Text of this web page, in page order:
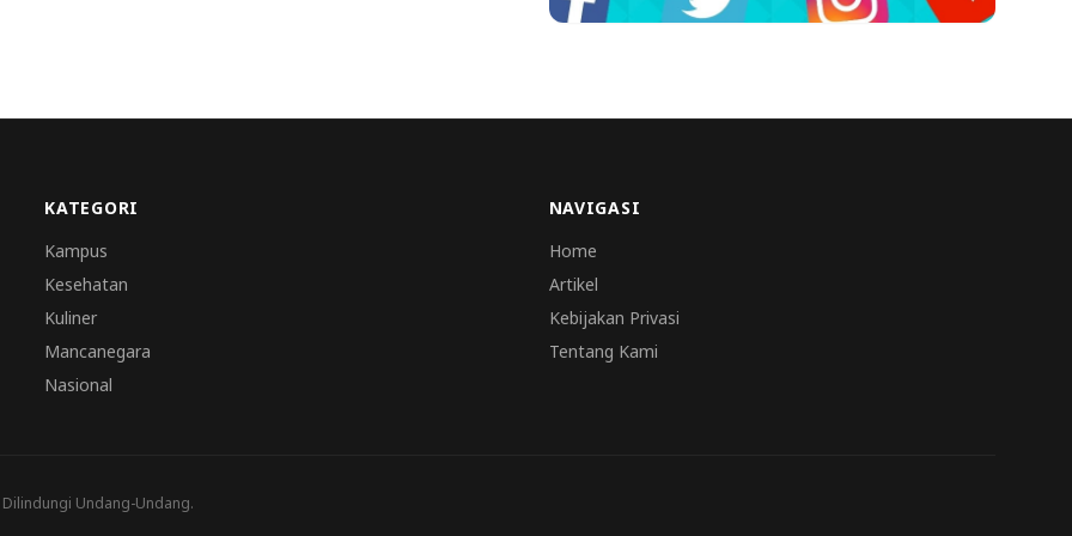
KATEGORI
Kampus
Kesehatan
Kuliner
Mancanegara
Nasional
NAVIGASI
Home
Artikel
Kebijakan Privasi
Tentang Kami
Undang-Undang.